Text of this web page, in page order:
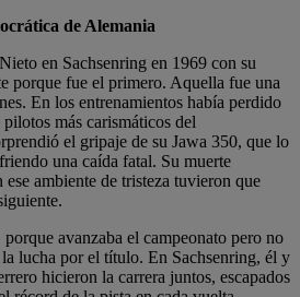
de Alemania
en Sachsenring en 1969 con su
porque fue el primero. Aquella fue una
En los entrenamientos había perdido
más carismáticos del
el gripaje de su Jawa 350, que lo
una caída fatal. Su muerte
ambiente de tristeza tuvieron que
avanzaba el campeonato pero no
lucha por el título. En Sachsenring, él y
hicieron la carrera juntos, escapados